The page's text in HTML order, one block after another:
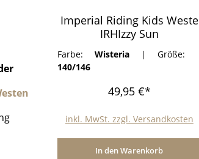
Imperial Riding Kids Weste
IRHIzzy Sun
Farbe:Wisteria |
Größe:
140/146
49,95 €*
inkl. MwSt. zzgl. Versandkosten
In den Warenkorb